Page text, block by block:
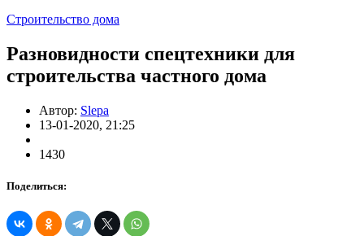
Строительство дома
Разновидности спецтехники для
строительства частного дома
Автор: Slepa
13-01-2020, 21:25
1430
Поделиться: